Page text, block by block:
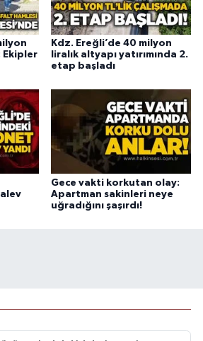
Ekipler
Kdz. Ereğli’de 40 milyon
liralık altyapı yatırımında 2.
etap başladı
Gece vakti korkutan olay:
Apartman sakinleri neye
uğradığını şaşırdı!